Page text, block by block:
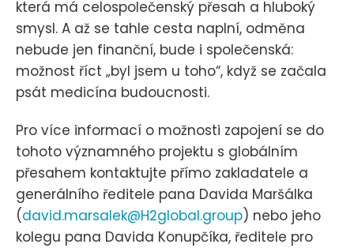
která má celospolečenský přesah a hluboký
smysl. A až se tahle cesta naplní, odměna
nebude jen finanční, bude i společenská:
možnost říct „byl jsem u toho“, když se začala
psát medicína budoucnosti.
Pro více informací o možnosti zapojení se do
tohoto významného projektu s globálním
přesahem kontaktujte přímo zakladatele a
generálního ředitele pana Davida Maršálka
(david.marsalek@H2global.group) nebo jeho
kolegu pana Davida Konupčíka, ředitele pro